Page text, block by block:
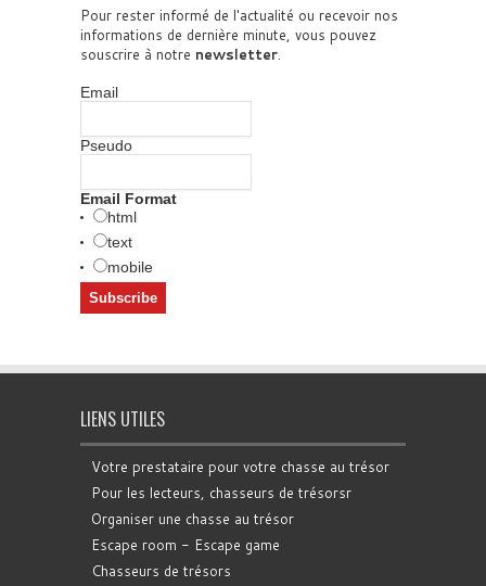
Pour rester informé de l'actualité ou recevoir nos
informations de dernière minute, vous pouvez
souscrire à notre newsletter.
Email
Pseudo
Email Format
html
text
mobile
LIENS UTILES
Votre prestataire pour votre chasse au trésor
Pour les lecteurs, chasseurs de trésorsr
Organiser une chasse au trésor
Escape room - Escape game
Chasseurs de trésors